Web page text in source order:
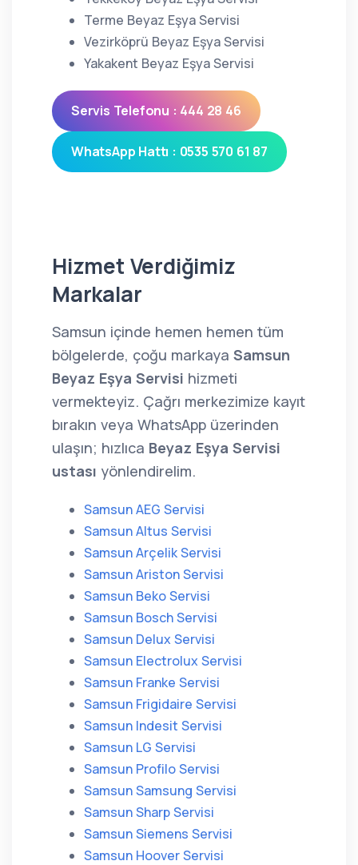
Terme Beyaz Eşya Servisi
Vezirköprü Beyaz Eşya Servisi
Yakakent Beyaz Eşya Servisi
Servis Telefonu : 444 28 46
WhatsApp Hattı : 0535 570 61 87
Hizmet Verdiğimiz
Markalar
Samsun içinde hemen hemen tüm
bölgelerde, çoğu markaya Samsun
Beyaz Eşya Servisi hizmeti
vermekteyiz. Çağrı merkezimize kayıt
bırakın veya WhatsApp üzerinden
ulaşın; hızlıca Beyaz Eşya Servisi
ustası yönlendirelim.
Samsun AEG Servisi
Samsun Altus Servisi
Samsun Arçelik Servisi
Samsun Ariston Servisi
Samsun Beko Servisi
Samsun Bosch Servisi
Samsun Delux Servisi
Samsun Electrolux Servisi
Samsun Franke Servisi
Samsun Frigidaire Servisi
Samsun Indesit Servisi
Samsun LG Servisi
Samsun Profilo Servisi
Samsun Samsung Servisi
Samsun Sharp Servisi
Samsun Siemens Servisi
Samsun Hoover Servisi